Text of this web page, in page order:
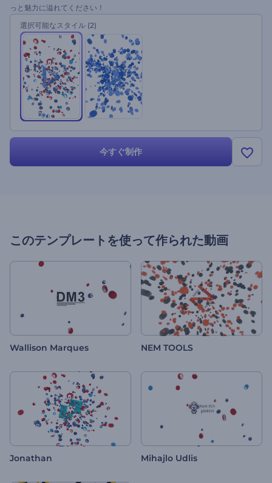
っと魅力に溢れてください！
選択可能なスタイル (2)
今すぐ制作
このテンプレートを使って作られた動画
Wallison Marques NEM TOOLS
Jonathan Mihajlo Udlis